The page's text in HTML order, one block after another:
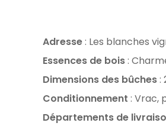
Adresse: Les blanches
Essences de bois:
Dimensions des bûches:
Conditionnement : Vrac,
Départements de